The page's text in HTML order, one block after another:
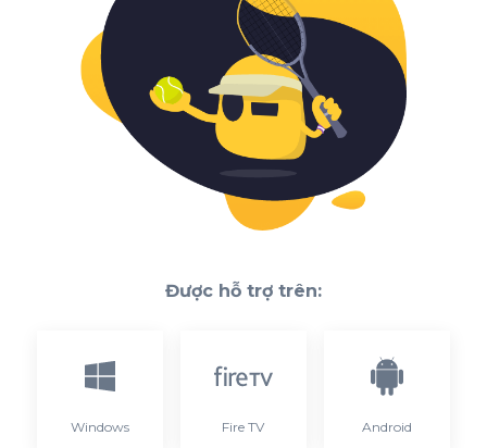
Được hỗ trợ trên:
Windows Fire TV Android